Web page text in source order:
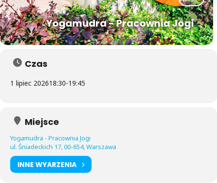
Yogamudra - Pracownia Jogi
Czas
1 lipiec 202618:30-19:45
Miejsce
Yogamudra - Pracownia Jogi
ul. Śniadeckich 17, 00-654, Warszawa
INNE WYARZENIA